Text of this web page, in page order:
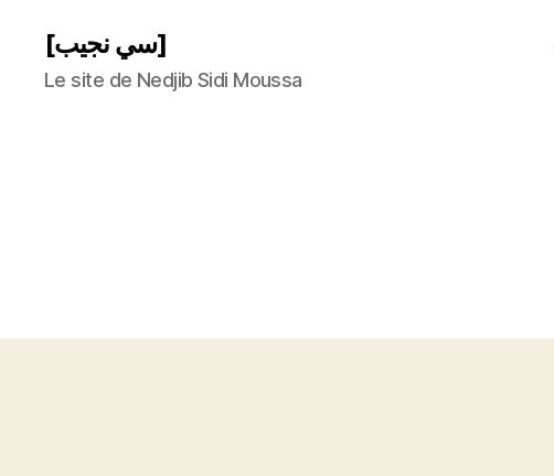
[سي نجيب]
Le site de Nedjib Sidi Moussa